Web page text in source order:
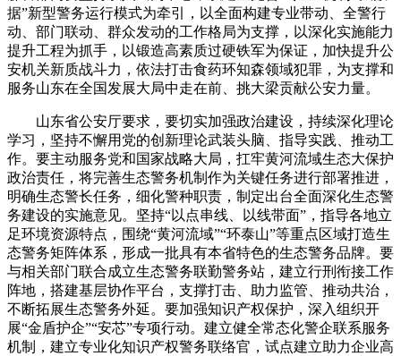
据”新型警务运行模式为牵引，以全面构建专业带动、全警行
动、部门联动、群众发动的工作格局为支撑，以深化实施能力
提升工程为抓手，以锻造高素质过硬铁军为保证，加快提升公
安机关新质战斗力，依法打击食药环知森领域犯罪，为支撑和
服务山东在全国发展大局中走在前、挑大梁贡献公安力量。
山东省公安厅要求，要切实加强政治建设，持续深化理论
学习，坚持不懈用党的创新理论武装头脑、指导实践、推动工
作。要主动服务党和国家战略大局，扛牢黄河流域生态大保护
政治责任，将完善生态警务机制作为关键任务进行部署推进，
明确生态警长任务，细化警种职责，制定出台全面深化生态警
务建设的实施意见。坚持“以点串线、以线带面”，指导各地立
足环境资源特点，围绕“黄河流域”“环泰山”等重点区域打造生
态警务矩阵体系，形成一批具有本省特色的生态警务品牌。要
与相关部门联合成立生态警务联勤警务站，建立行刑衔接工作
阵地，搭建基层协作平台，支撑打击、助力监管、推动共治，
不断拓展生态警务外延。要加强知识产权保护，深入组织开
展“金盾护企”“安芯”专项行动。建立健全常态化警企联系服务
机制，建立专业化知识产权警务联络官，试点建立助力企业高